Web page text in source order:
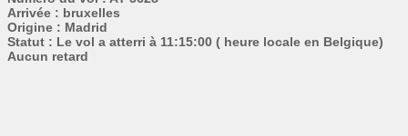
Arrivée : bruxelles
Origine : Madrid
Statut : Le vol a atterri à 11:15:00 ( heure locale en Belgique)
Aucun retard